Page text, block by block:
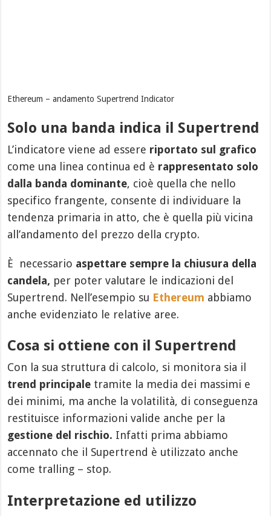
Ethereum – andamento Supertrend Indicator
Solo una banda indica il Supertrend
L’indicatore viene ad essere riportato sul grafico
come una linea continua ed è rappresentato solo
dalla banda dominante, cioè quella che nello
specifico frangente, consente di individuare la
tendenza primaria in atto, che è quella più vicina
all’andamento del prezzo della crypto.
È necessario aspettare sempre la chiusura della
candela, per poter valutare le indicazioni del
Supertrend. Nell’esempio su Ethereum abbiamo
anche evidenziato le relative aree.
Cosa si ottiene con il Supertrend
Con la sua struttura di calcolo, si monitora sia il
trend principale tramite la media dei massimi e
dei minimi, ma anche la volatilità, di conseguenza
restituisce informazioni valide anche per la
gestione del rischio. Infatti prima abbiamo
accennato che il Supertrend è utilizzato anche
come tralling – stop.
Interpretazione ed utilizzo